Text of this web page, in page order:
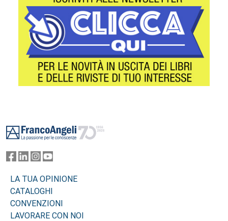
LA TUA OPINIONE
CATALOGHI
CONVENZIONI
LAVORARE CON NOI